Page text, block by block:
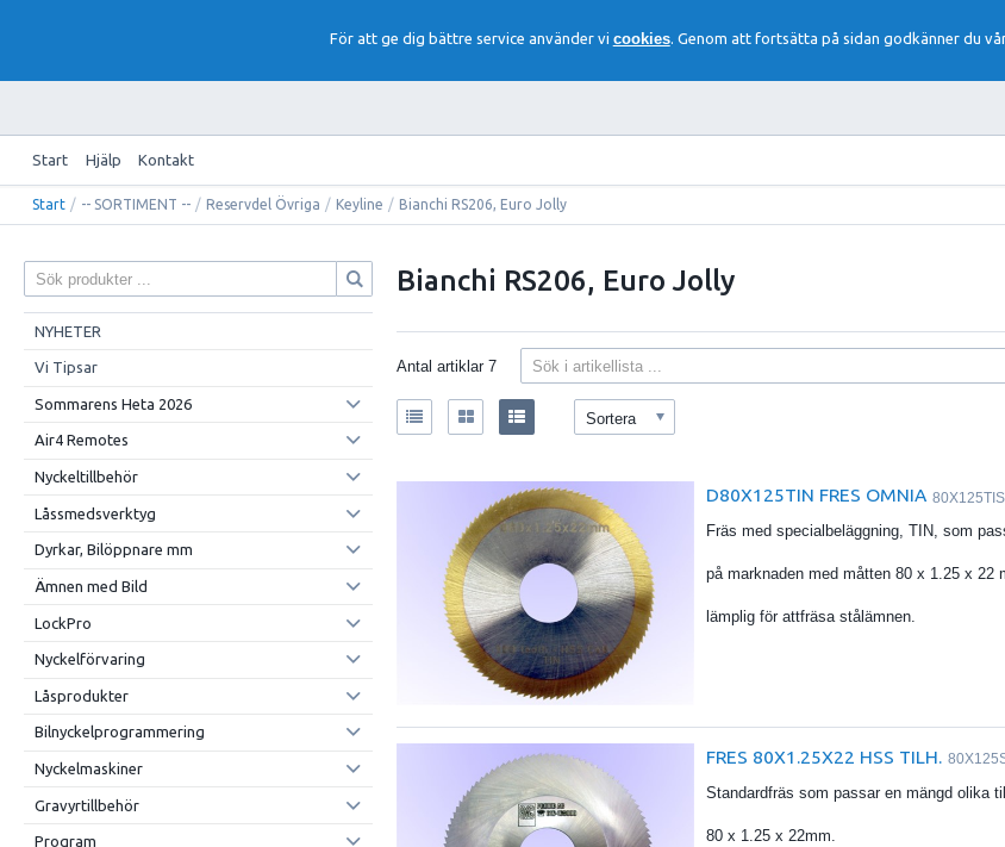
För att ge dig bättre service använder vi cookies. Genom att fortsätta på sidan godkänner du
Start Hjälp Kontakt
Start / -- SORTIMENT -- / Reservdel Övriga / Keyline / Bianchi RS206, Euro Jolly
NYHETER
Vi Tipsar
Sommarens Heta 2026
Air4 Remotes
Nyckeltillbehör
Låssmedsverktyg
Dyrkar, Bilöppnare mm
Ämnen med Bild
LockPro
Nyckelförvaring
Låsprodukter
Bilnyckelprogrammering
Nyckelmaskiner
Gravyrtillbehör
Program
Bianchi RS206, Euro Jolly
Antal artiklar7
Sortera
D80X125TIN FRES OMNIA
Fräs med specialbeläggning, TIN, som
på marknaden med måtten 80 x 1.25 x 22
lämplig för attfräsa stålämnen.
FRES 80X1.25X22 HSS TILH.
Standardfräs som passar en mängd olika
80 x 1.25 x 22mm.